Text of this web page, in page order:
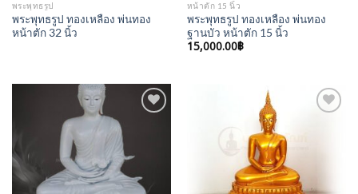
พระพุทธรูป
พระพุทธรูป ทองเหลือง พ่นทอง
หน้าตัก 32 นิ้ว
หน้าตัก 15 นิ้ว
พระพุทธรูป ทองเหลือง พ่นทอง
ฐานบัว หน้าตัก 15 นิ้ว
15,000.00฿